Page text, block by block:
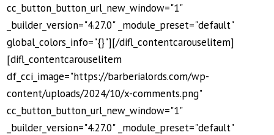
cc_button_button_url_new_window="1"
_builder_version="4.27.0" _module_preset="default"
global_colors_info="{}"][/difl_contentcarouselitem]
[difl_contentcarouselitem
df_cci_image="https://barberialords.com/wp-
content/uploads/2024/10/x-comments.png"
cc_button_button_url_new_window="1"
_builder_version="4.27.0" _module_preset="default"